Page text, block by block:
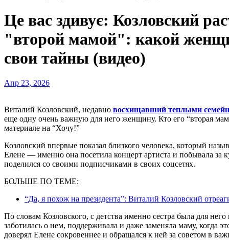
Це вас здивує: Козловский
"второй мамой": какой
свои тайны (видео)
Апр 23, 2026
Виталий Козловский, недавно восхищавший теплыми
еще одну очень важную для него женщину. Кто его “вторая
материале на “Хочу!”
Козловский впервые показал близкого человека, который
Елене — именно она посетила концерт артиста и побывала
поделился со своими подписчиками в своих соцсетях.
БОЛЬШЕ ПО ТЕМЕ:
“Да, я похож на президента”: Виталий Козловский
По словам Козловского, с детства именно сестра была для
заботилась о нем, поддерживала и даже заменяла маму, когда
доверял Елене сокровеннее и обращался к ней за советом в